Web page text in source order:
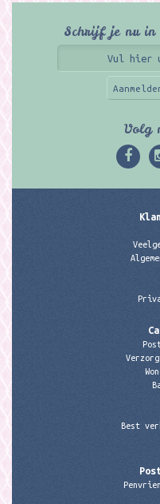
Schrijf je nu in
Volg
Best